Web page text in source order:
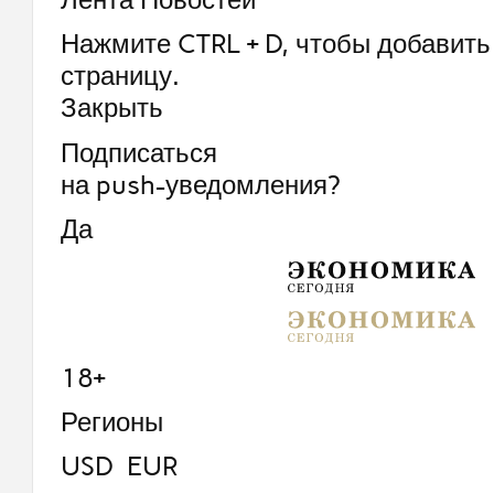
Нажмите CTRL + D, чтобы добавить
страницу.
Закрыть
Подписаться
на push-уведомления?
Да
18+
Регионы
USD EUR